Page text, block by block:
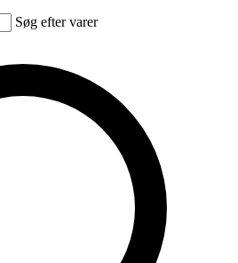
Søg efter varer